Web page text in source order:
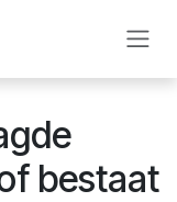
bestaat